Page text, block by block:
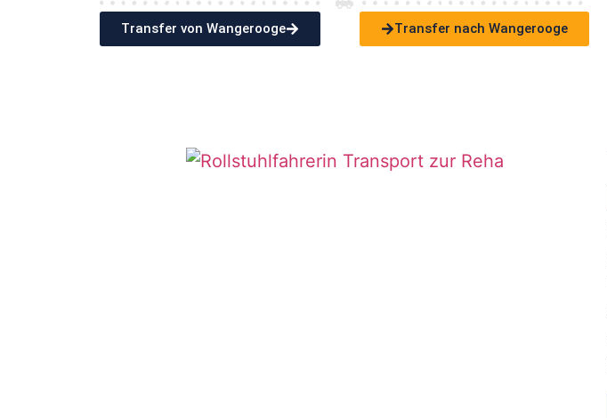
Transfer von Wangerooge Transfer nach Wangerooge